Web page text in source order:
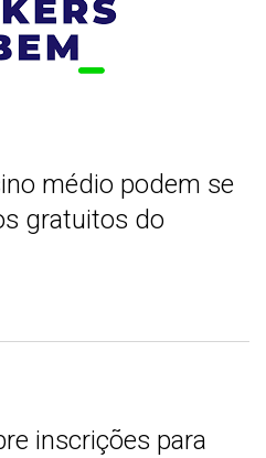
médio podem se
gratuitos do
inscrições para